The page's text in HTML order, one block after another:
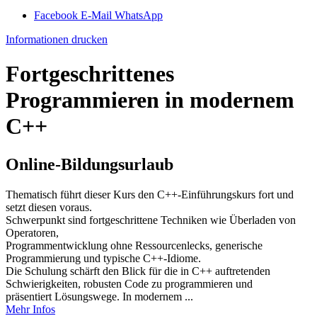
Facebook E-Mail WhatsApp
Informationen drucken
Fortgeschrittenes
Programmieren in modernem
C++
Online-Bildungsurlaub
Thematisch führt dieser Kurs den C++-Einführungskurs fort und
setzt diesen voraus.
Schwerpunkt sind fortgeschrittene Techniken wie Überladen von
Operatoren,
Programmentwicklung ohne Ressourcenlecks, generische
Programmierung und typische C++-Idiome.
Die Schulung schärft den Blick für die in C++ auftretenden
Schwierigkeiten, robusten Code zu programmieren und
präsentiert Lösungswege. In modernem ...
Mehr Infos